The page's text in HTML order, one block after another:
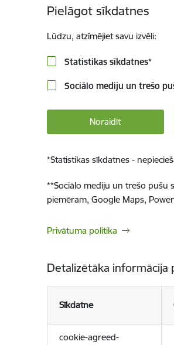
Pielāgot sīkdatnes
Lūdzu, atzīmējiet savu izvēli:
Statistikas sīkdatnes*
Sociālo mediju un trešo
Noraidīt
*Statistikas sīkdatnes -
**Sociālo mediju un trešo pušu
piemēram, Google Maps,
Privātuma politika
Detalizētāka informācija
Sīkdatne
cookie-agreed-